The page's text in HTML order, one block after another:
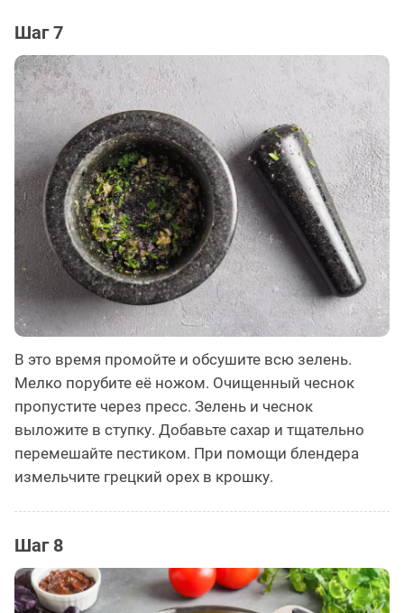
Шаг 7
В это время промойте и обсушите всю зелень.
Мелко порубите её ножом. Очищенный чеснок
пропустите через пресс. Зелень и чеснок
выложите в ступку. Добавьте сахар и тщательно
перемешайте пестиком. При помощи блендера
измельчите грецкий орех в крошку.
Шаг 8